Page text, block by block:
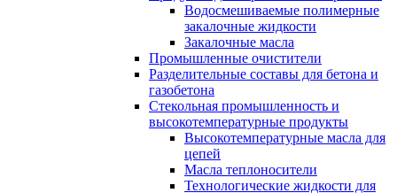
Водосмешиваемые полимерные
закалочные жидкости
Закалочные масла
Промышленные очистители
Разделительные составы для бетона и
газобетона
Стекольная промышленность и
высокотемпературные продукты
Высокотемпературные масла для
цепей
Масла теплоносители
Технологические жидкости для